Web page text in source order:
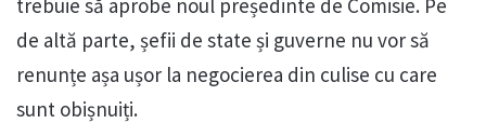
trebuie să aprobe noul președinte de Comisie. Pe
de altă parte, șefii de state și guverne nu vor să
renunțe așa ușor la negocierea din culise cu care
sunt obișnuiți.